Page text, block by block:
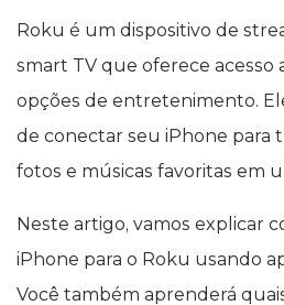
Roku é um dispositivo de
smart TV que oferece acesso
opções de entretenimento.
de conectar seu iPhone para
fotos e músicas favoritas em
Neste artigo, vamos explicar
iPhone para o Roku usando
Você também aprenderá